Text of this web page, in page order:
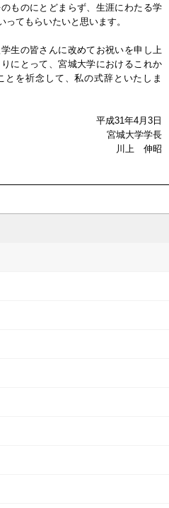
ものにとどまらず、生涯にわたる学
てもらいたいと思います。
生の皆さんに改めてお祝いを申し上
にとって、宮城大学におけるこれか
とを祈念して、私の式辞といたしま
平成31年4月3日
宮城大学学長
川上 伸昭